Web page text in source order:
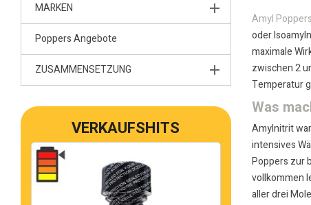
MARKEN
Poppers Angebote
ZUSAMMENSETZUNG
VERKAUFSHITS
Amyl
oder
maximale
zwischen 2
Temperatur
Was
Amylnitrit
intensives
Poppers zur
vollkommen
aller drei